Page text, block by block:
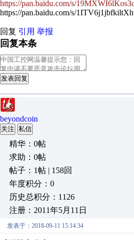
https://pan.baidu.com/s/
https://pan.baidu.com/s/
回复 引用 举报
回复本条
发表回复
beyondcoin
关注 私信
精华：0帖
求助：0帖
帖子：1帖 | 158回
年度积分：0
历史总积分：1126
注册：2011年5月11日
发表于：2018-09-11 15:14:34